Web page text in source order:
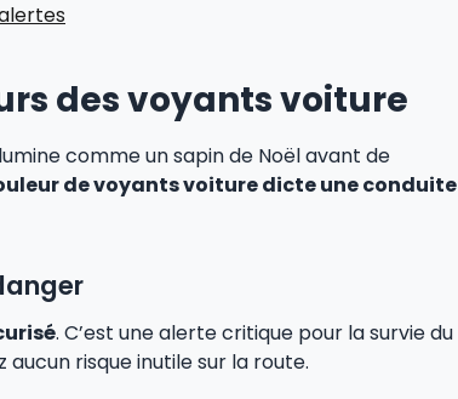
des voyants voiture
comme un sapin de Noël avant de
de voyants voiture dicte une conduite
. C’est une alerte critique pour la survie du
risque inutile sur la route.